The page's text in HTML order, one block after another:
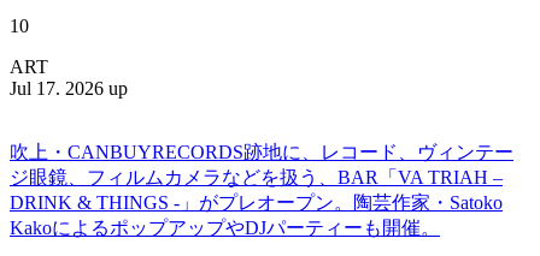
10
ART
Jul 17. 2026 up
吹上・CANBUYRECORDS跡地に、レコード、ヴィンテー
ジ眼鏡、フィルムカメラなどを扱う、BAR「VA TRIAH –
DRINK & THINGS -」がプレオープン。陶芸作家・Satoko
KakoによるポップアップやDJパーティーも開催。